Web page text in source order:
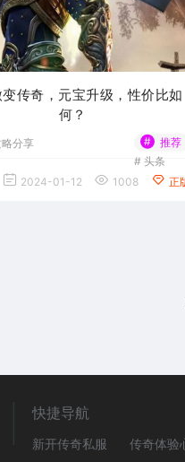
变传奇，元宝升级，性价比如
何？
分享 #
推荐
# 头条
2024-01-12 1008 正
快捷导航
新开传奇私服 传奇体验